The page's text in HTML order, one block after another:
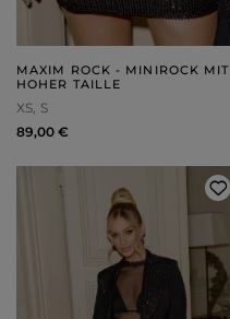
MAXIM ROCK - MINIROCK MIT
HOHER TAILLE
XS S
89,00 €